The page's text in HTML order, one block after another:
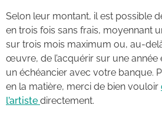
Selon leur montant, il est possible
en trois fois sans frais, moyennant
sur trois mois maximum ou, au-
œuvre, de l’acquérir sur une année
un échéancier avec votre banque.
en la matière, merci de bien vouloir
l’artiste directement.